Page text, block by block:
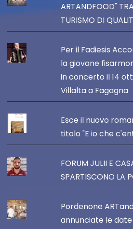
ARTANDFOOD"
TURISMO DI
Per il Fadiesis
la giovane
in concerto il 14
Villalta a Fagagna
Esce il nuovo
titolo "E io che
FORUM JULII E
SPARTISCONO LA
Pordenone
annunciate le